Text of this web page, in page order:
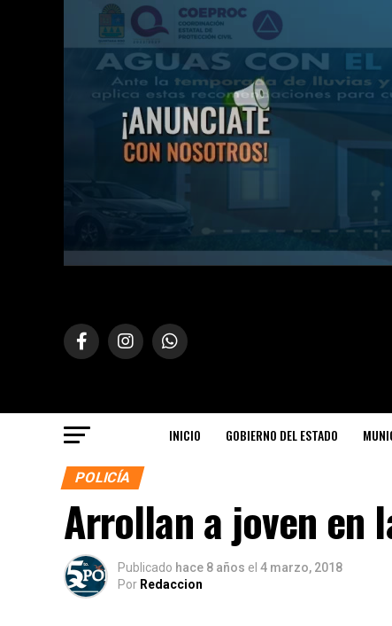
INICIO GOBIERNO DEL ESTADO
POLICÍA
Arrollan a joven en
Publicado hace 8 años el 4 marzo, 2018
Por Redaccion